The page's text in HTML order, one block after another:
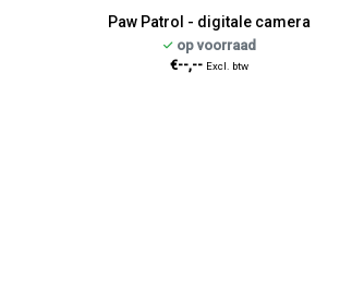
Paw Patrol - digitale camera
op voorraad
€--,-- Excl. btw